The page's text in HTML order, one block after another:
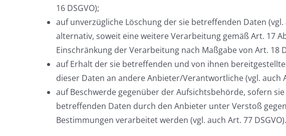
16 DSGVO);
auf unverzügliche Löschung der sie betreffenden Daten (vgl.
alternativ, soweit eine weitere Verarbeitung gemäß Art. 17
Einschränkung der Verarbeitung nach Maßgabe von Art. 18
auf Erhalt der sie betreffenden und von ihnen
dieser Daten an andere Anbieter/Verantwortliche (vgl. auch
auf Beschwerde gegenüber der Aufsichtsbehörde, sofern
betreffenden Daten durch den Anbieter unter Verstoß
Bestimmungen verarbeitet werden (vgl. auch Art. 77 DSGVO).